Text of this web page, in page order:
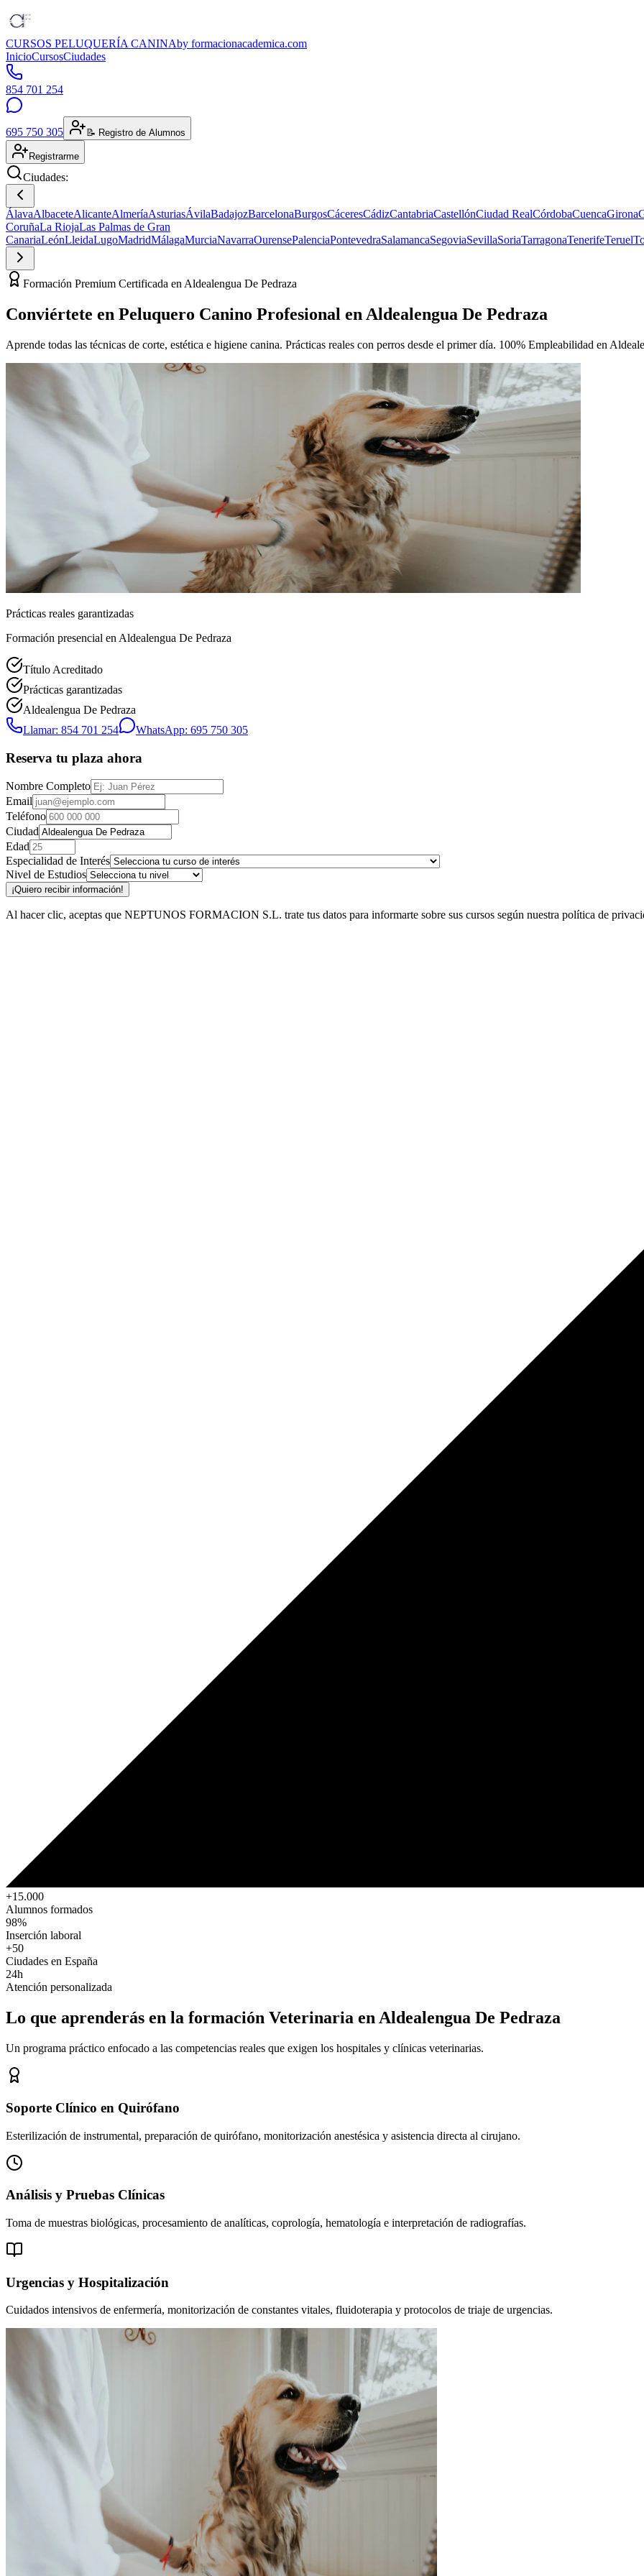
CURSOS PELUQUERÍA CANINAby formacionacademica.com
InicioCursosCiudades
854 701 254
695 750 305 📝 Registro de Alumnos
Registrarme
Ciudades:
ÁlavaAlbaceteAlicanteAlmeríaAsturiasÁvilaBadajozBarcelonaBurgosCáceresCádizCantabriaCastellónCiudad RealCórdobaCuencaGirona
CoruñaLa RiojaLas Palmas de Gran
CanariaLeónLleidaLugoMadridMálagaMurciaNavarraOurensePalenciaPontevedraSalamancaSegoviaSevillaSoriaTarragonaTenerifeTeruel
Formación Premium Certificada en Aldealengua De Pedraza
Conviértete en Peluquero Canino Profesional en Aldealengua De Pedraza
Aprende todas las técnicas de corte, estética e higiene canina. Prácticas reales con perros desde el primer día. 100% Empleabilidad en
Prácticas reales garantizadas
Formación presencial en Aldealengua De Pedraza
Título Acreditado
Prácticas garantizadas
Aldealengua De Pedraza
Llamar: 854 701 254
WhatsApp: 695 750 305
Reserva tu plaza ahora
Nombre Completo
Email
Teléfono
Ciudad
Edad
Especialidad de Interés
Nivel de Estudios
¡Quiero recibir información!
Al hacer clic, aceptas que NEPTUNOS FORMACION S.L. trate tus datos para informarte sobre sus cursos según nuestra política de
+15.000
Alumnos formados
98%
Inserción laboral
+50
Ciudades en España
24h
Atención personalizada
Lo que aprenderás en la formación Veterinaria en Aldealengua De Pedraza
Un programa práctico enfocado a las competencias reales que exigen los hospitales y clínicas veterinarias.
Soporte Clínico en Quirófano
Esterilización de instrumental, preparación de quirófano, monitorización anestésica y asistencia directa al cirujano.
Análisis y Pruebas Clínicas
Toma de muestras biológicas, procesamiento de analíticas, coprología, hematología e interpretación de radiografías.
Urgencias y Hospitalización
Cuidados intensivos de enfermería, monitorización de constantes vitales, fluidoterapia y protocolos de triaje de urgencias.